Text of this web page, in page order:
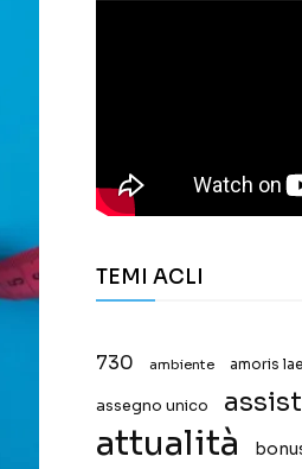
TEMI ACLI
730 ambiente amoris
assegno unico
attualità